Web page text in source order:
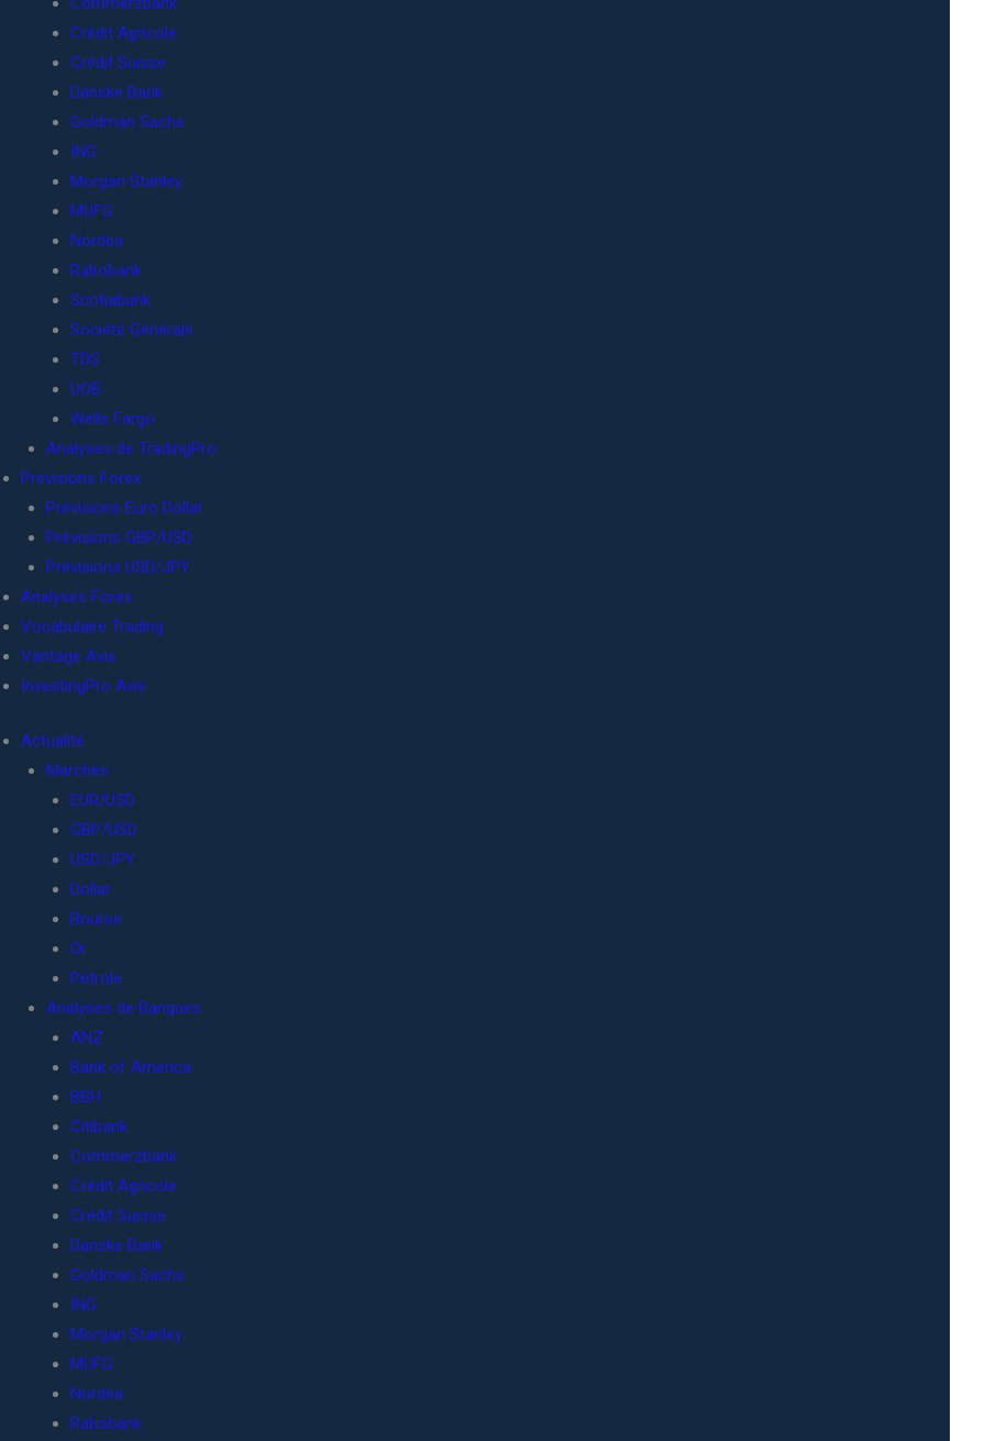
Crédit Agricole
Crédit Suisse
Danske Bank
Goldman Sachs
ING
Morgan Stanley
MUFG
Nordea
Rabobank
Scotiabank
Société Générale
TDS
UOB
Wells Fargo
Analyses de TradingPro
Prévisions Forex
Prévisions Euro Dollar
Prévisions GBP/USD
Prévisions USD/JPY
Analyses Forex
Vocabulaire Trading
Vantage Avis
InvestingPro Avis
Actualité
Marchés
EUR/USD
GBP/USD
USD/JPY
Dollar
Bourse
Or
Pétrole
Analyses de Banques
ANZ
Bank of America
BBH
Citibank
Commerzbank
Crédit Agricole
Crédit Suisse
Danske Bank
Goldman Sachs
ING
Morgan Stanley
MUFG
Nordea
Rabobank